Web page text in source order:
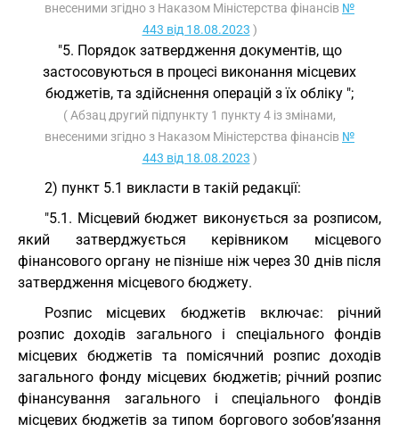
внесеними згідно з Наказом Міністерства фінансів №
443 від 18.08.2023 )
"5. Порядок затвердження документів, що
застосовуються в процесі виконання місцевих
бюджетів, та здійснення операцій з їх обліку ";
( Абзац другий підпункту 1 пункту 4 із змінами,
внесеними згідно з Наказом Міністерства фінансів №
443 від 18.08.2023 )
2) пункт 5.1 викласти в такій редакції:
"5.1. Місцевий бюджет виконується за розписом,
який затверджується керівником місцевого
фінансового органу не пізніше ніж через 30 днів після
затвердження місцевого бюджету.
Розпис місцевих бюджетів включає: річний
розпис доходів загального і спеціального фондів
місцевих бюджетів та помісячний розпис доходів
загального фонду місцевих бюджетів; річний розпис
фінансування загального і спеціального фондів
місцевих бюджетів за типом боргового зобов’язання